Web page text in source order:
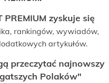
zyskuje się
rankingów, wywiadów,
artykułów.
przeczytać najnowszy
Polaków"